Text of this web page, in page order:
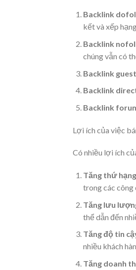
Backlink
kết và xếp
Backlink
chúng vẫn có
Backlink
Backlink
Backlink
Lợi ích của việc
Có nhiều lợi ích
Tăng thứ
trong các công
Tăng lưu
thể dẫn đến
Tăng độ tin
nhiều khách
Tăng doanh